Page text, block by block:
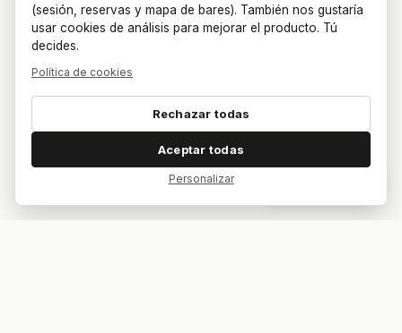
(sesión, reservas y mapa de bares). También nos gustaría
usar cookies de análisis para mejorar el producto. Tú
decides.
Política de cookies
Rechazar todas
Aceptar todas
Personalizar